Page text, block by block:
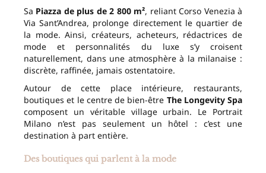
Sa Piazza de plus de 2 800 m², reliant Corso Venezia à
Via Sant’Andrea, prolonge directement le quartier de
la mode. Ainsi, créateurs, acheteurs, rédactrices de
mode et personnalités du luxe s’y croisent
naturellement, dans une atmosphère à la milanaise :
discrète, raffinée, jamais ostentatoire.
Autour de cette place intérieure, restaurants,
boutiques et le centre de bien-être The Longevity Spa
composent un véritable village urbain. Le Portrait
Milano n’est pas seulement un hôtel : c’est une
destination à part entière.
Des boutiques qui parlent à la mode